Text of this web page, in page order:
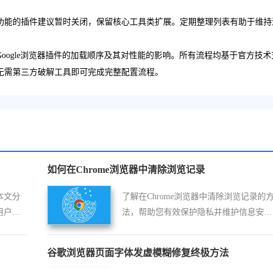
的插件建议暂时关闭，保留核心工具类扩展。定期整理列表有助于维持
浏览器插件的加载顺序及其对性能的影响。所有流程均基于官方技术
第三方破解工具即可完成完整配置流程。
文分
户高
如何在Chrome浏览器中清除浏览记录
了解在Chrome浏览器中清除浏览记录的方
法，帮助您有效保护隐私并维护信息安
谷歌浏览器页面字体发虚模糊修复终极方法